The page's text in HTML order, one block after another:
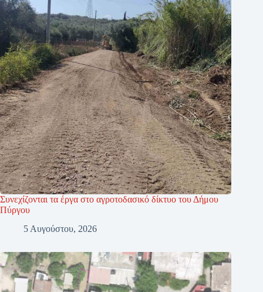
Συνεχίζονται τα έργα στο αγροτοδασικό δίκτυο του Δήμου
Πύργου
5 Αυγούστου, 2026